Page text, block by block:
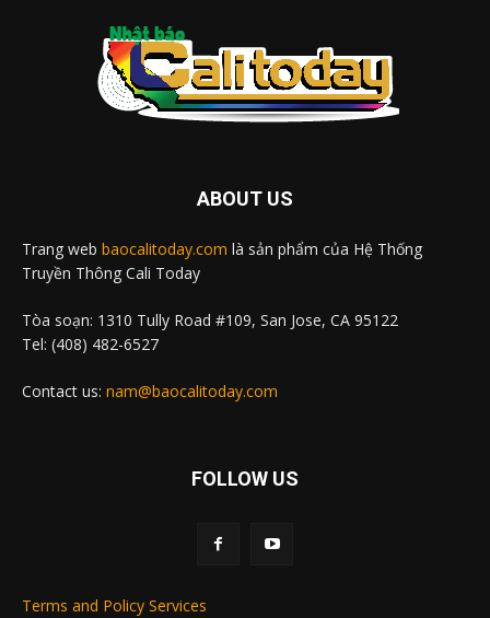
ABOUT US
Trang web baocalitoday.com là sản phẩm của Hệ Thống
Truyền Thông Cali Today
Tòa soạn: 1310 Tully Road #109, San Jose, CA 95122
Tel: (408) 482-6527
Contact us: nam@baocalitoday.com
FOLLOW US
Terms and Policy Services